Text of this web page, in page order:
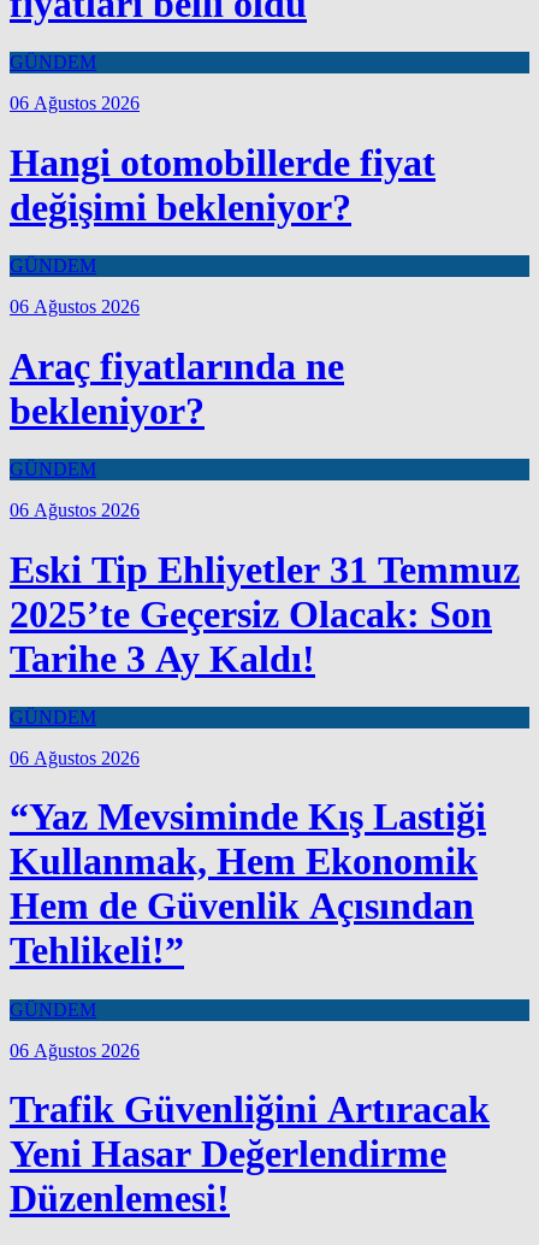
GÜNDEM
06 Ağustos 2026
Hangi otomobillerde fiyat
değişimi bekleniyor?
GÜNDEM
06 Ağustos 2026
Araç fiyatlarında ne
bekleniyor?
GÜNDEM
06 Ağustos 2026
Eski Tip Ehliyetler 31 Temmuz
2025’te Geçersiz Olacak: Son
Tarihe 3 Ay Kaldı!
GÜNDEM
06 Ağustos 2026
“Yaz Mevsiminde Kış Lastiği
Kullanmak, Hem Ekonomik
Hem de Güvenlik Açısından
Tehlikeli!”
GÜNDEM
06 Ağustos 2026
Trafik Güvenliğini Artıracak
Yeni Hasar Değerlendirme
Düzenlemesi!